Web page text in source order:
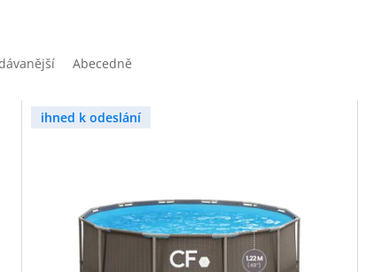
Abecedně
ihned k odeslání